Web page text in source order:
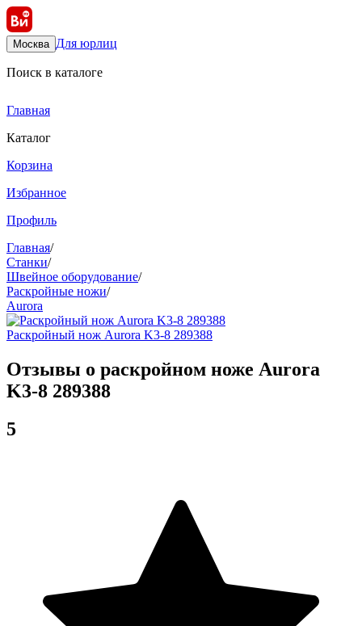
Москва Для юрлиц
Поиск в каталоге
Главная
Каталог
Корзина
Избранное
Профиль
Главная/
Станки/
Швейное оборудование/
Раскройные ножи/
Aurora
Раскройный нож Aurora K3-8 289388
Отзывы о раскройном ноже Aurora
K3-8 289388
5